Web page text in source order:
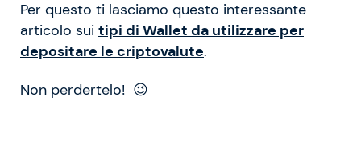
Per questo ti lasciamo questo interessante
articolo sui tipi di Wallet da utilizzare per
depositare le criptovalute.
Non perdertelo! 😉